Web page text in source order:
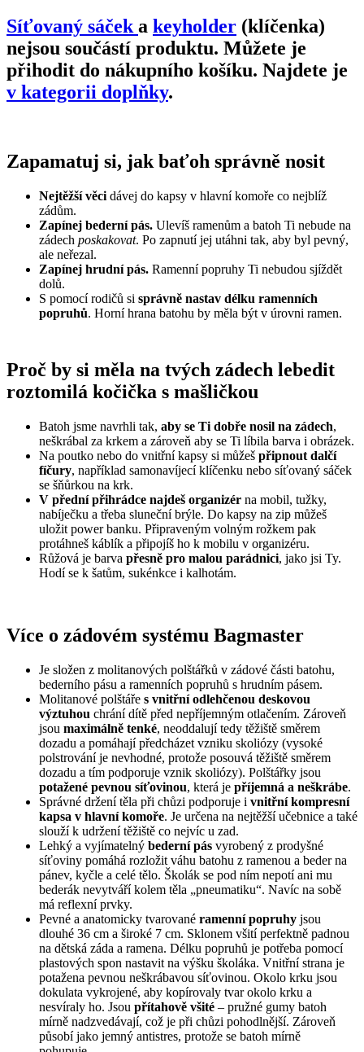
Síťovaný sáčeka keyholder (klíčenka)
nejsou součástí produktu. Můžete je
přihodit do nákupního košíku. Najdete je
v kategorii doplňky.
Zapamatuj si, jak baťoh správně nosit
Nejtěžší věci dávej do kapsy v hlavní komoře co nejblíž
zádům.
Zapínej bederní pás. Ulevíš ramenům a batoh Ti nebude na
zádech poskakovat. Po zapnutí jej utáhni tak, aby byl pevný,
ale neřezal.
Zapínej hrudní pás. Ramenní popruhy Ti nebudou sjíždět
dolů.
S pomocí rodičů si správně nastav délku ramenních
popruhů. Horní hrana batohu by měla být v úrovni ramen.
Proč by si měla na tvých zádech lebedit
roztomilá kočička s mašličkou
Batoh jsme navrhli tak, aby se Ti dobře nosil na zádech,
neškrábal za krkem a zároveň aby se Ti líbila barva i obrázek.
Na poutko nebo do vnitřní kapsy si můžeš připnout dalčí
fíčury, například samonavíjecí klíčenku nebo síťovaný sáček
se šňůrkou na krk.
V přední přihrádce najdeš organizér na mobil, tužky,
nabíječku a třeba sluneční brýle. Do kapsy na zip můžeš
uložit power banku. Připraveným volným rožkem pak
protáhneš káblík a připojíš ho k mobilu v organizéru.
Růžová je barva přesně pro malou parádnici, jako jsi Ty.
Hodí se k šatům, sukénkce i kalhotám.
Více o zádovém systému Bagmaster
Je složen z molitanových polštářků v zádové části batohu,
bederního pásu a ramenních popruhů s hrudním pásem.
Molitanové polštáře s vnitřní odlehčenou deskovou
výztuhou chrání dítě před nepříjemným otlačením. Zároveň
jsou maximálně tenké, neoddalují tedy těžiště směrem
dozadu a pomáhají předcházet vzniku skoliózy (vysoké
polstrování je nevhodné, protože posouvá těžiště směrem
dozadu a tím podporuje vznik skoliózy). Polštářky jsou
potažené pevnou síťovinou, která je příjemná a neškrábe.
Správné držení těla při chůzi podporuje i vnitřní kompresní
kapsa v hlavní komoře. Je určena na nejtěžší učebnice a také
slouží k udržení těžiště co nejvíc u zad.
Lehký a vyjímatelný bederní pás vyrobený z prodyšné
síťoviny pomáhá rozložit váhu batohu z ramenou a beder na
pánev, kyčle a celé tělo. Školák se pod ním nepotí ani mu
bederák nevytváří kolem těla „pneumatiku“. Navíc na sobě
má reflexní prvky.
Pevné a anatomicky tvarované ramenní popruhy jsou
dlouhé 36 cm a široké 7 cm. Sklonem všití perfektně padnou
na dětská záda a ramena. Délku popruhů je potřeba pomocí
plastových spon nastavit na výšku školáka. Vnitřní strana je
potažena pevnou neškrábavou síťovinou. Okolo krku jsou
dokulata vykrojené, aby kopírovaly tvar okolo krku a
nesvíraly ho. Jsou přítahově všité – pružné gumy batoh
mírně nadzvedávají, což je při chůzi pohodlnější. Zároveň
působí jako jemný antistres, protože se batoh mírně